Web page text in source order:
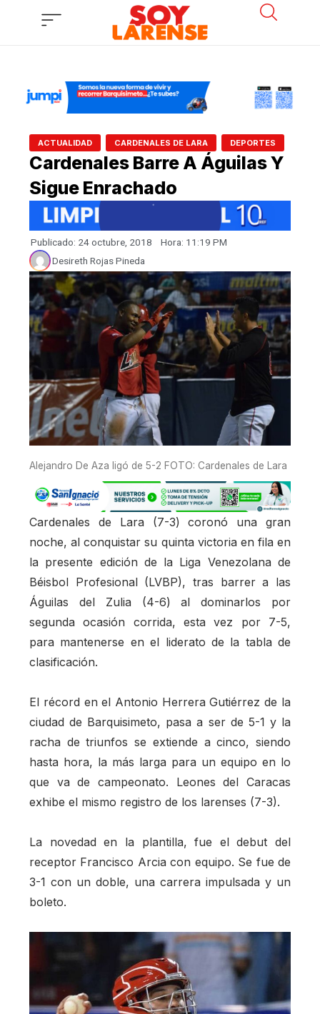
ACTUALIDAD CARDENALES DE LARA DEPORTES
Cardenales Barre A Águilas Y
Sigue Enrachado
Publicado: 24 octubre, 2018 Hora: 11:19 PM
Desireth Rojas Pineda
Alejandro De Aza ligó de 5-2 FOTO: Cardenales de Lara
Cardenales de Lara (7-3) coronó una gran
noche, al conquistar su quinta victoria en fila en
la presente edición de la Liga Venezolana de
Béisbol Profesional (LVBP), tras barrer a las
Águilas del Zulia (4-6) al dominarlos por
segunda ocasión corrida, esta vez por 7-5,
para mantenerse en el liderato de la tabla de
clasificación.
El récord en el Antonio Herrera Gutiérrez de la
ciudad de Barquisimeto, pasa a ser de 5-1 y la
racha de triunfos se extiende a cinco, siendo
hasta hora, la más larga para un equipo en lo
que va de campeonato. Leones del Caracas
exhibe el mismo registro de los larenses (7-3).
La novedad en la plantilla, fue el debut del
receptor Francisco Arcia con equipo. Se fue de
3-1 con un doble, una carrera impulsada y un
boleto.